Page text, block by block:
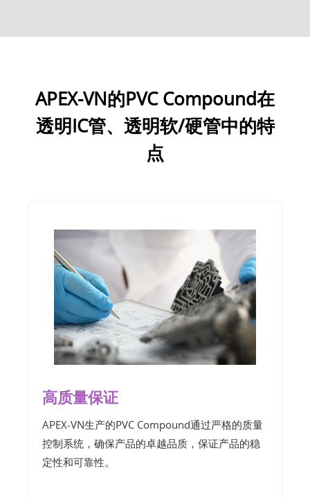
APEX-VN的PVC Compound在
透明IC管、透明软/硬管中的特
点
高质量保证
APEX-VN生产的PVC Compound通过严格的质量
控制系统，确保产品的卓越品质，保证产品的稳
定性和可靠性。